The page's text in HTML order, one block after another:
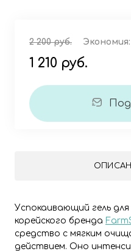
2 200 руб. Экономия:
1 210 руб.
Успокаивающий гель
корейского бренда
средство с мягким
действием. Оно